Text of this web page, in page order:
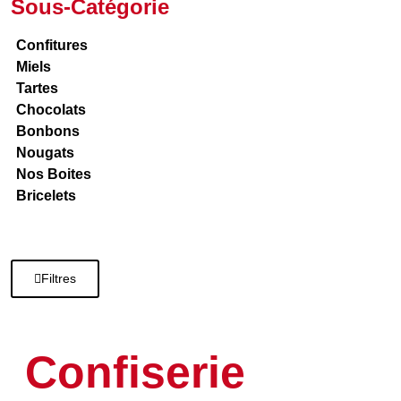
Sous-Catégorie
Confitures
Miels
Tartes
Chocolats
Bonbons
Nougats
Nos Boites
Bricelets
Filtres
Confiserie